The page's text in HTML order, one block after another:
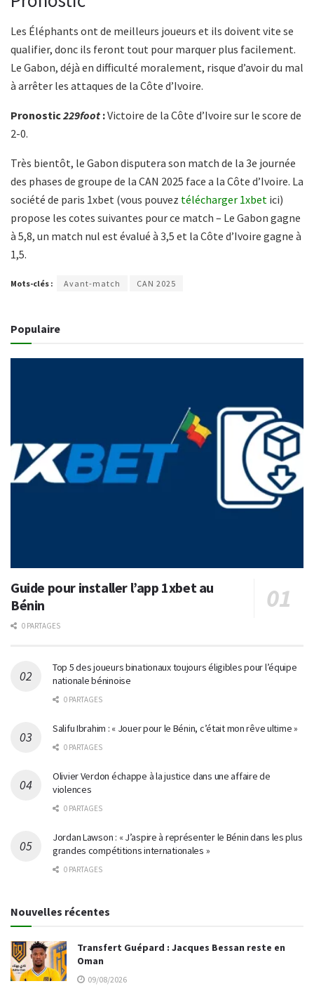
Les Éléphants ont de meilleurs joueurs et ils doivent vite se
qualifier, donc ils feront tout pour marquer plus facilement.
Le Gabon, déjà en difficulté moralement, risque d’avoir du mal
à arrêter les attaques de la Côte d’Ivoire.
Pronostic229foot :Victoire de la Côte d’Ivoire sur le score de
2-0.
Très bientôt, le Gabon disputera son match de la 3e journée
des phases de groupe de la CAN 2025 face a la Côte d’Ivoire. La
société de paris 1xbet (vous pouvez télécharger 1xbet ici)
propose les cotes suivantes pour ce match – Le Gabon gagne
à 5,8, un match nul est évalué à 3,5 et la Côte d’Ivoire gagne à
1,5.
Mots-clés : Avant-match CAN 2025
Populaire
Guide pour installer l’app 1xbet au
Bénin
0 PARTAGES
Top 5 des joueurs binationaux toujours éligibles pour l’équipe
nationale béninoise
0 PARTAGES
Salifu Ibrahim : « Jouer pour le Bénin, c’était mon rêve ultime »
0 PARTAGES
Olivier Verdon échappe à la justice dans une affaire de
violences
0 PARTAGES
Jordan Lawson : « J’aspire à représenter le Bénin dans les plus
grandes compétitions internationales »
0 PARTAGES
Nouvelles récentes
Transfert Guépard : Jacques Bessan reste en
Oman
09/08/2026